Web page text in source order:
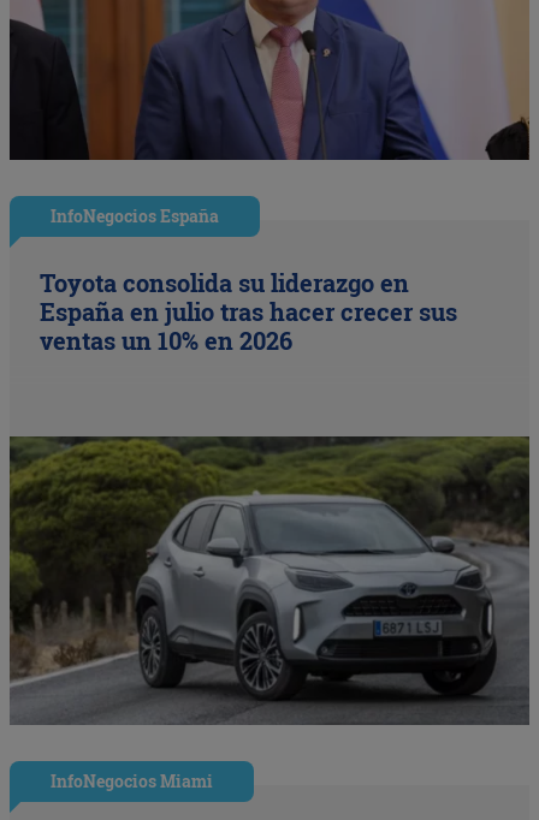
InfoNegocios España
Toyota consolida su liderazgo en
España en julio tras hacer crecer sus
ventas un 10% en 2026
InfoNegocios Miami